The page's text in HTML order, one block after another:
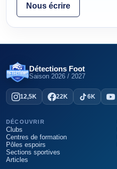
Nous écrire
Détections Foot
Saison 2026 / 2027
12,5K 22K 6K
DÉCOUVRIR
Clubs
Centres de formation
Pôles espoirs
Sections sportives
Articles